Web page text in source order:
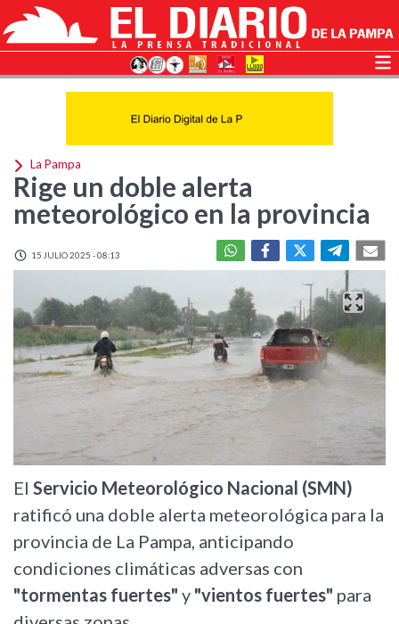
La Pampa
Rige un doble alerta
meteorológico en la provincia
15 JULIO 2025 - 08:13
El Servicio Meteorológico Nacional (SMN)
ratificó una doble alerta meteorológica para la
provincia de La Pampa, anticipando
condiciones climáticas adversas con
"tormentas fuertes" y "vientos fuertes" para